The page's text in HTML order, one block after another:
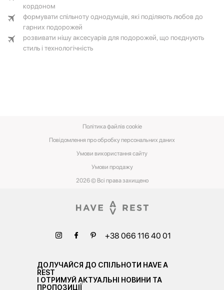
кордоном
формувати спільноту однодумців, які поділяють любов до
гарних подорожей
розвивати нішу аксесуарів для подорожей, що поєднують
стиль і технологічність
2026 © Всі права захищено
Повідомлення про обробку персональних даних
Умови використання сайту
Умови‌ ‌продажу‌
Політика файлів cookie
+38 066 116 40 01
ДОЛУЧАЙСЯ ДО СПІЛЬНОТИ HAVE A
REST
І ОТРИМУЙ АКТУАЛЬНІ НОВИНИ ТА
ПРОПОЗИЦІЇ